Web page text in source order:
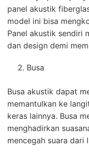
panel akustik
model ini bisa
Panel akustik sendiri
dan design demi
Busa
Busa akustik dapat
memantulkan ke
keras lainnya. Busa
menghadirkan
mencegah suara dari